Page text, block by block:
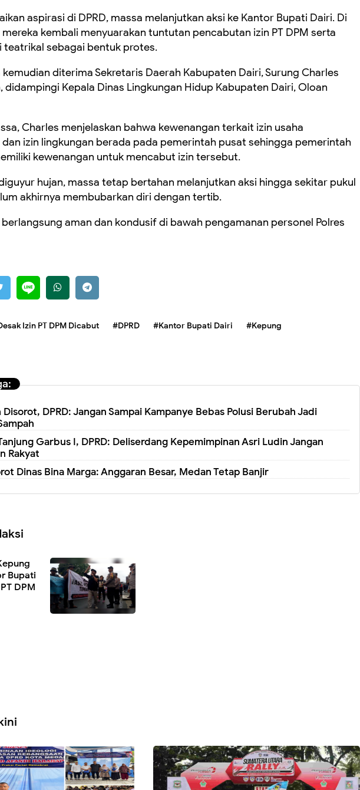
aspirasi di DPRD, massa melanjutkan aksi ke Kantor Bupati Dairi. Di
kembali menyuarakan tuntutan pencabutan izin PT DPM serta
teatrikal sebagai bentuk protes.
kemudian diterima Sekretaris Daerah Kabupaten Dairi, Surung Charles
didampingi Kepala Dinas Lingkungan Hidup Kabupaten Dairi, Oloan
Charles menjelaskan bahwa kewenangan terkait izin usaha
izin lingkungan berada pada pemerintah pusat sehingga pemerintah
kewenangan untuk mencabut izin tersebut.
hujan, massa tetap bertahan melanjutkan aksi hingga sekitar pukul
akhirnya membubarkan diri dengan tertib.
aman dan kondusif di bawah pengamanan personel Polres
Izin PT DPM Dicabut #DPRD #Kantor Bupati Dairi
#Kepung
DPRD: Jangan Sampai Kampanye Bebas Polusi Berubah Jadi
Garbus I, DPRD: Deliserdang Kepemimpinan Asri Ludin Jangan
Rakyat
Dinas Bina Marga: Anggaran Besar, Medan Tetap Banjir
Bupati
DPM